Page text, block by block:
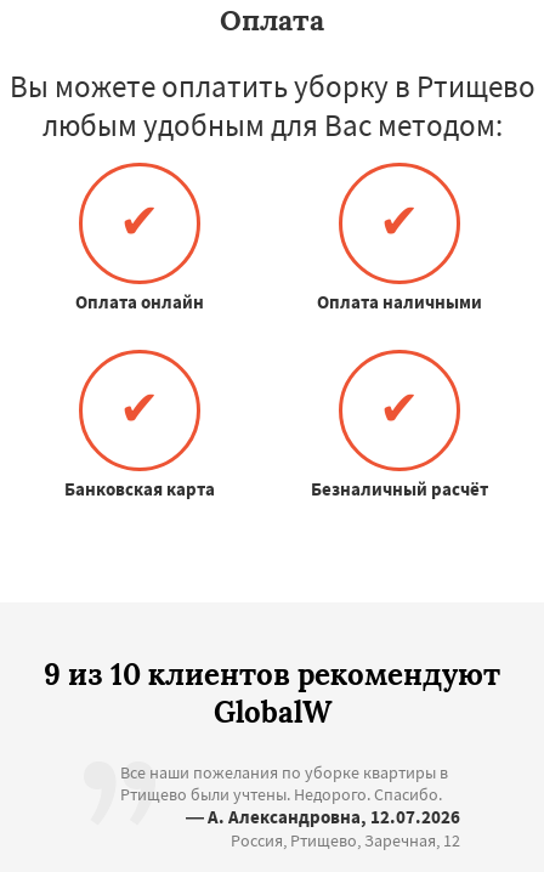
Оплата
Вы можете оплатить уборку в Ртищево
любым удобным для Вас методом:
✔
Оплата онлайн
✔
Оплата наличными
✔
Банковская карта
✔
Безналичный расчёт
9 из 10 клиентов рекомендуют
GlobalW
Все наши пожелания по уборке квартиры в
Ртищево были учтены. Недорого. Спасибо.
— А. Александровна, 12.07.2026
Россия, Ртищево, Заречная, 12